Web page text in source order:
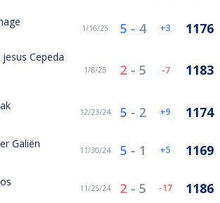
1/16/25 5 - 4 3 1176
Cepeda
1/8/25 2 - 5 -7 1183
12/23/24 5 - 2 9 1174
Galiën
11/30/24 5 - 1 5 1169
11/25/24 2 - 5 -17 1186